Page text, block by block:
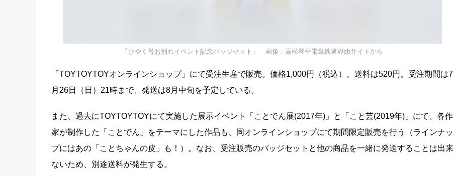
「ひやく号お別れイベント記念バッジセット」 画像：高松琴平電気鉄道Webサイトから
「TOYTOYTOYオンラインショップ」にて受注生産で販売。価格1,000円（税込）、送料は520円。受注期間は7
月26日（日）21時まで、発送は8月中旬を予定している。
また、過去にTOYTOYTOYにて実施した展示イベント「ことでん展(2017年)」と「こと芸(2019年)」にて、各作
家が制作した「ことでん」をテーマにした作品も、同オンラインショップにて期間限定販売を行う（ラインナッ
プにはあの「ことちゃんの皮」も！）。なお、受注販売のバッジセットと他の商品を一緒に発送することは出来
ないため、別途送料が発生する。